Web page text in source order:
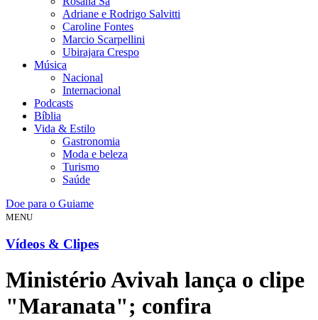
Adriane e Rodrigo Salvitti
Caroline Fontes
Marcio Scarpellini
Ubirajara Crespo
Música
Nacional
Internacional
Podcasts
Bíblia
Vida & Estilo
Gastronomia
Moda e beleza
Turismo
Saúde
Doe para o Guiame
MENU
Vídeos & Clipes
Ministério Avivah lança o clipe
"Maranata"; confira